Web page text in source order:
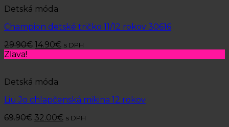
Detská móda
Champion detské tričko 11/12 rokov 30616
29.90€ 14.90€ s DPH
Zľava!
Detská móda
Liu Jo chlapčenská mikina 12 rokov
69.90€ 32.00€ s DPH